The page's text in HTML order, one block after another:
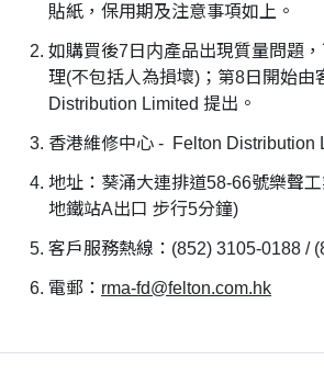
貼紙，保用期及注意事項如上。
如購買後7日内產品出現質量問題
理(不包括人為損壞)；第8日開始由
Distribution Limited 提出。
香港維修中心 - Felton Distribution
地址：葵涌大連排道58-66號樂聲
地鐵站A出口 步行5分鐘)
客戶服務熱線：(852) 3105-0188 /
電郵： rma-fd@felton.com.hk